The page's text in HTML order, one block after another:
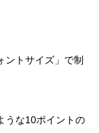
ントサイズ」で制
うな10ポイントの